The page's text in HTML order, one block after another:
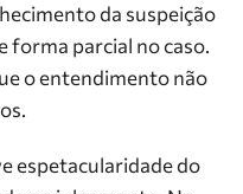
da suspeição
forma parcial no caso.
o entendimento não
espetacularidade do